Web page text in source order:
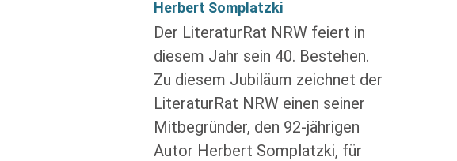
Herbert Somplatzki
Der LiteraturRat NRW feiert in
diesem Jahr sein 40. Bestehen.
Zu diesem Jubiläum zeichnet der
LiteraturRat NRW einen seiner
Mitbegründer, den 92-jährigen
Autor Herbert Somplatzki, für